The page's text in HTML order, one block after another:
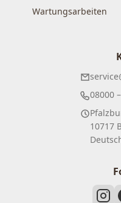
Wartungsarbeiten
08000
10717